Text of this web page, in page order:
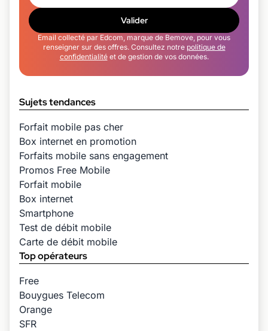
Valider
Email collecté par Edcom, marque de Bemove, pour vous
renseigner sur des offres. Consultez notre politique de
confidentialitéet de gestion de vos données.
Sujets tendances
Forfait mobile pas cher
Box internet en promotion
Forfaits mobile sans engagement
Promos Free Mobile
Forfait mobile
Box internet
Smartphone
Test de débit mobile
Carte de débit mobile
Top opérateurs
Free
Bouygues Telecom
Orange
SFR